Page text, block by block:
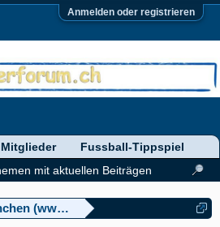
Anmelden oder registrieren
(www.meerschweinforum.ch)
mit aktuellen Beiträgen
Mitglieder Fussball-Tippspiel